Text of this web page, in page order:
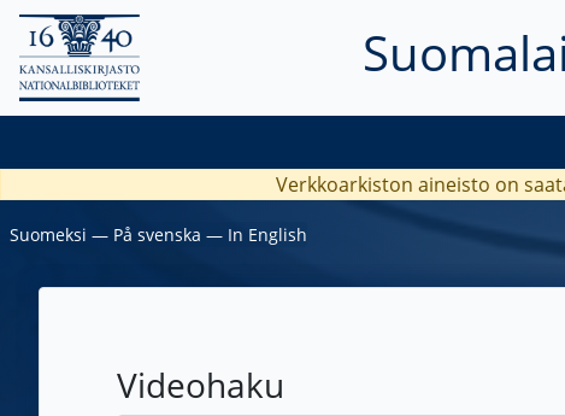
Verkkoarkiston aineisto on
Suomeksi ― På svenska ― In English
Videohaku